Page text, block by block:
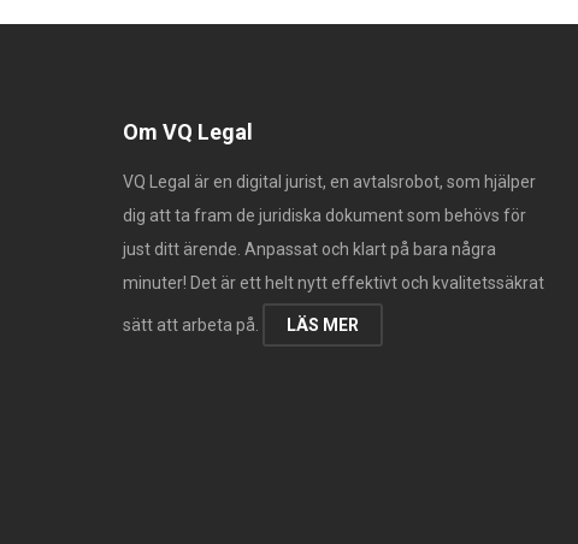
Om VQ Legal
VQ Legal är en digital jurist, en avtalsrobot, som hjälper
dig att ta fram de juridiska dokument som behövs för
just ditt ärende. Anpassat och klart på bara några
minuter! Det är ett helt nytt effektivt och kvalitetssäkrat
sätt att arbeta på. LÄS MER